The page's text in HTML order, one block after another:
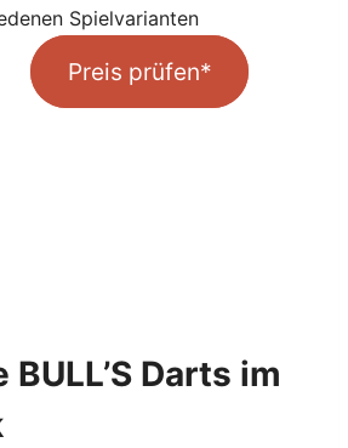
Spielvarianten
Preis prüfen*
BULL’S Darts im